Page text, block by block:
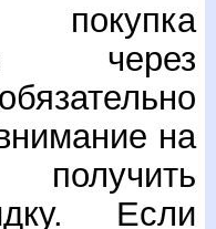
через
на
Если